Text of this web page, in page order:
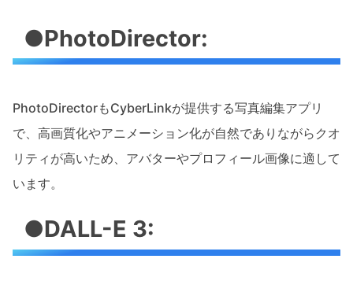
●PhotoDirector:
PhotoDirectorもCyberLinkが提供する写真編集アプリ
で、高画質化やアニメーション化が自然でありながらクオ
リティが高いため、アバターやプロフィール画像に適して
います。
●DALL-E 3: